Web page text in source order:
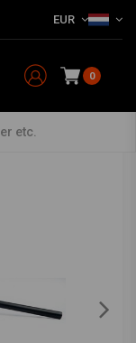
EUR
0
22mm Aluminium stuur Type 7